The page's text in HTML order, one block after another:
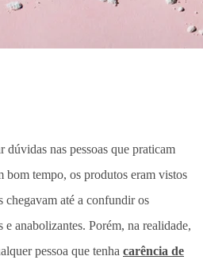
dúvidas nas pessoas que praticam
bom tempo, os produtos eram vistos
chegavam até a confundir os
e anabolizantes. Porém, na realidade,
pessoa que tenha carência de